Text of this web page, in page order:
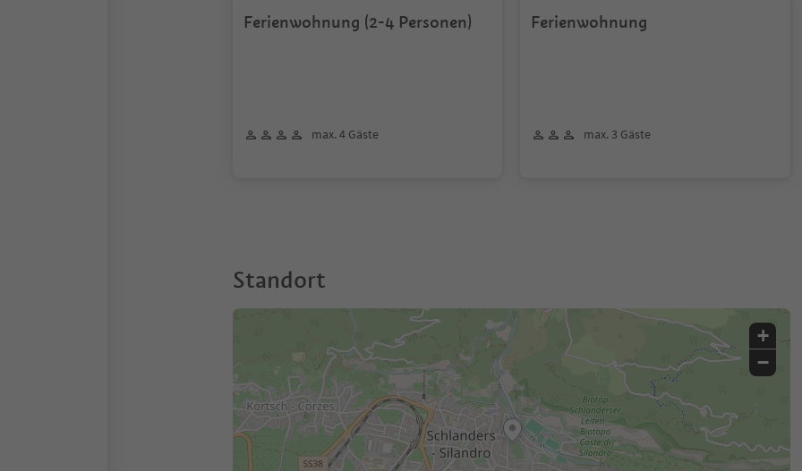
Ferienwohnung (2-4 Personen)
max. 4 Gäste
Ferienwohnung
max. 3 Gäste
Standort
+
−